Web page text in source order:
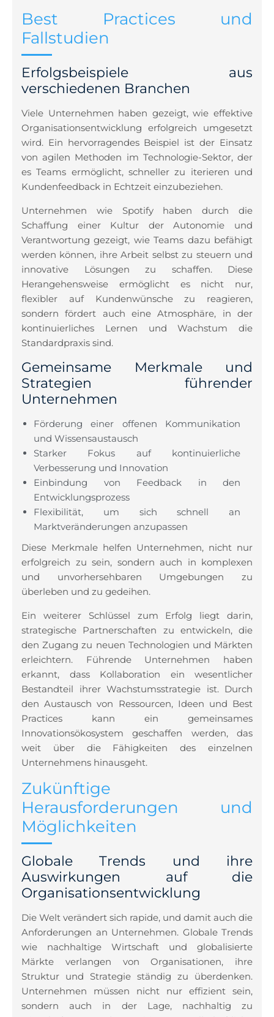
Best Practices und
Fallstudien
Erfolgsbeispiele aus
verschiedenen Branchen
Viele Unternehmen haben gezeigt, wie effektive
Organisationsentwicklung erfolgreich umgesetzt
wird. Ein hervorragendes Beispiel ist der Einsatz
von agilen Methoden im Technologie-Sektor, der
es Teams ermöglicht, schneller zu iterieren und
Kundenfeedback in Echtzeit einzubeziehen.
Unternehmen wie Spotify haben durch die
Schaffung einer Kultur der Autonomie und
Verantwortung gezeigt, wie Teams dazu befähigt
werden können, ihre Arbeit selbst zu steuern und
innovative Lösungen zu schaffen. Diese
Herangehensweise ermöglicht es nicht nur,
flexibler auf Kundenwünsche zu reagieren,
sondern fördert auch eine Atmosphäre, in der
kontinuierliches Lernen und Wachstum die
Standardpraxis sind.
Gemeinsame Merkmale und
Strategien führender
Unternehmen
Förderung einer offenen Kommunikation
und Wissensaustausch
Starker Fokus auf kontinuierliche
Verbesserung und Innovation
Einbindung von Feedback in den
Entwicklungsprozess
Flexibilität, um sich schnell an
Marktveränderungen anzupassen
Diese Merkmale helfen Unternehmen, nicht nur
erfolgreich zu sein, sondern auch in komplexen
und unvorhersehbaren Umgebungen zu
überleben und zu gedeihen.
Ein weiterer Schlüssel zum Erfolg liegt darin,
strategische Partnerschaften zu entwickeln, die
den Zugang zu neuen Technologien und Märkten
erleichtern. Führende Unternehmen haben
erkannt, dass Kollaboration ein wesentlicher
Bestandteil ihrer Wachstumsstrategie ist. Durch
den Austausch von Ressourcen, Ideen und Best
Practices kann ein gemeinsames
Innovationsökosystem geschaffen werden, das
weit über die Fähigkeiten des einzelnen
Unternehmens hinausgeht.
Zukünftige
Herausforderungen und
Möglichkeiten
Globale Trends und ihre
Auswirkungen auf die
Organisationsentwicklung
Die Welt verändert sich rapide, und damit auch die
Anforderungen an Unternehmen. Globale Trends
wie nachhaltige Wirtschaft und globalisierte
Märkte verlangen von Organisationen, ihre
Struktur und Strategie ständig zu überdenken.
Unternehmen müssen nicht nur effizient sein,
sondern auch in der Lage, nachhaltig zu